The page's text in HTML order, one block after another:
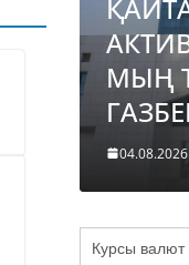
МЫҢ
04.08.2026
Курсы